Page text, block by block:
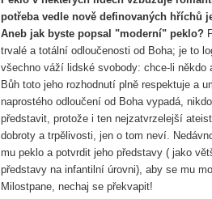
potřeba vedle nově definovaných hříchů
Aneb jak byste popsal "moderní" peklo?
trvalé a totální odloučenosti od Boha; je to
všechno váží lidské svobody: chce-li
Bůh toto jeho rozhodnutí plně respektuje a
naprostého odloučení od Boha vypadá,
představit, protože i ten nejzatvrzelejší
dobroty a trpělivosti, jen o tom neví.
mu peklo a potvrdit jeho představy ( jako
představy na infantilní úrovni), aby se mu
Milostpane, nechaj se překvapit!